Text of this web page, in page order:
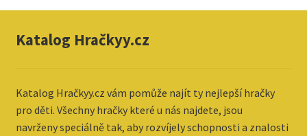
Katalog Hračkyy.cz
Katalog Hračkyy.cz vám pomůže najít ty nejlepší hračky
pro děti. Všechny hračky které u nás najdete, jsou
navrženy speciálně tak, aby rozvíjely schopnosti a znalosti